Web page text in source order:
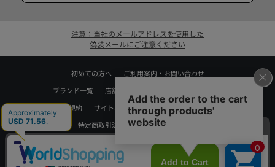
注意：当社のメールアドレスを使用した
偽装メールにご注意ください
初めての方へ
ご利用案内・お問い合わせ
ブランド一覧
店舗検索
利用規約
サイトポリシー
プライバシーポリシー
特定商取引法に基づく表記
Copyrights © WORLD CO.,LTD. All rights reserved.